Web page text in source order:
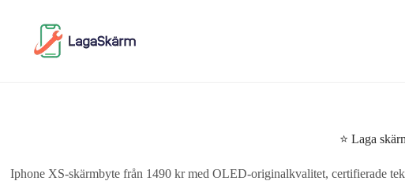
⭐ Laga
Iphone XS-skärmbyte från 1490 kr med OLED-originalkvalitet, certifierade